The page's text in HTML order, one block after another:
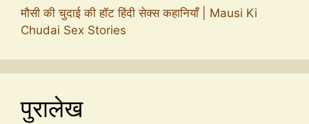
मौसी की चुदाई की हॉट हिंदी सेक्स कहानियाँ | Mausi Ki
Chudai Sex Stories
पुरालेख